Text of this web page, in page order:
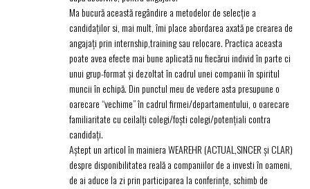
Ma bucură această regândire a metodelor de selecție a
candidaților si, mai mult, îmi place abordarea axată pe crearea de
angajați prin internship,training sau relocare. Practica aceasta
poate avea efecte mai bune aplicată nu fiecărui individ în parte ci
unui grup-format și dezoltat în cadrul unei companii în spiritul
muncii în echipă. Din punctul meu de vedere asta presupune o
oarecare “vechime” în cadrul firmei/departamentului, o oarecare
familiaritate cu ceilalți colegi/foști colegi/potențiali contra
candidați.
Aștept un articol în mainiera WEAREHR (ACTUAL,SINCER și CLAR)
despre disponibilitatea reală a companiilor de a investi în oameni,
de ai aduce la zi prin participarea la conferințe, schimb de